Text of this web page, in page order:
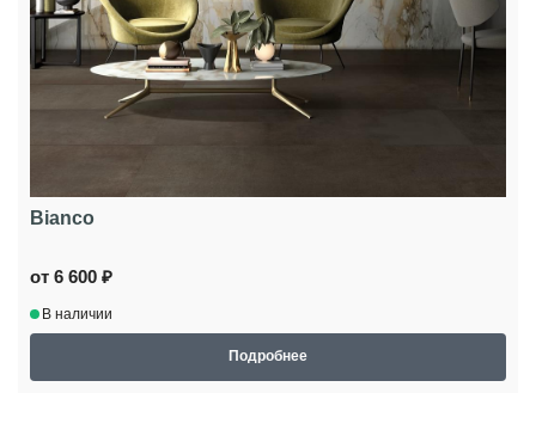
Bianco
от 6 600 ₽
В наличии
Подробнее